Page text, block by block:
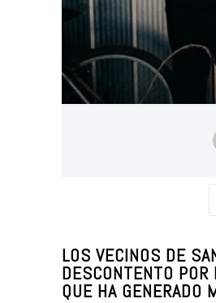
LOS VECINOS DE
DESCONTENTO POR
QUE HA GENERADO